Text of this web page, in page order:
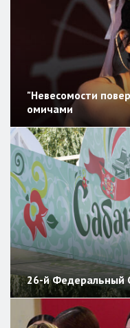
"Невесомости
омичами
26-й Федеральный